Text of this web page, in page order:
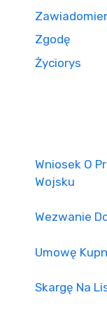
Zgodę
Życiorys
Wniosek O
Wojsku
Wezwanie
Umowę
Skargę Na